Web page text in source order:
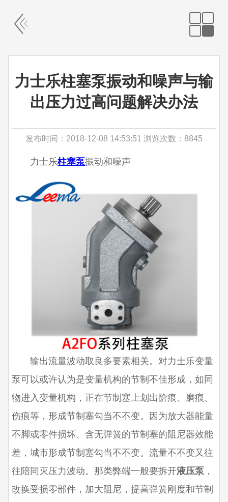
力士乐柱塞泵振动和噪声与输
出压力过高问题解决办法
发布时间：2018-12-08 14:53:51 浏览次数：8845
力士乐柱塞泵振动和噪声
输出流量波动取良多要素相关。对力士乐变量
泵可以或许认为是变量机构的节制不佳形成，如同
物进入变量机构，正在节制塞上划出阶痕、磨痕、
伤痕等，形成节制塞勾当不不变。因为放大器能量
不脚或零件损坏、含无弹簧的节制塞的阻尼器效能
差，城市形成节制塞勾当不不变。流量不不变又往
往陪同灭压力波动。那类弊端一般要拆开液压泵 ，
改换受损零部件，加大阻尼，提高弹簧刚度和节制